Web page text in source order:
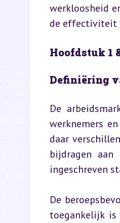
werkloosheid
de effectiviteit
Hoofdstuk 1
Definiëring
De
werknemers
daar
bijdragen
ingeschreven
De
toegankelijk is